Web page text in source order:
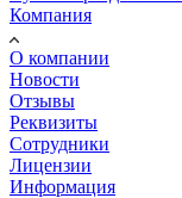
Компания
О компании
Новости
Отзывы
Реквизиты
Сотрудники
Лицензии
Информация